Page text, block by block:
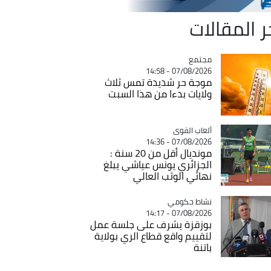
المقالات
Catégorie
مجتمع
07/08/2026 - 14:58
موجة حر شديدة تمس ثلاث
ولايات بدءا من هذا السبت
Catégorie
ألعاب القوى
07/08/2026 - 14:36
مونديال أقل من 20 سنة :
الجزائري يونس عياشي يبلغ
نهائي الوثب العالي
Catégorie
نشاط حكومي
07/08/2026 - 14:17
بوزقزة يشرف على جلسة عمل
لتقييم واقع قطاع الري بولاية
باتنة